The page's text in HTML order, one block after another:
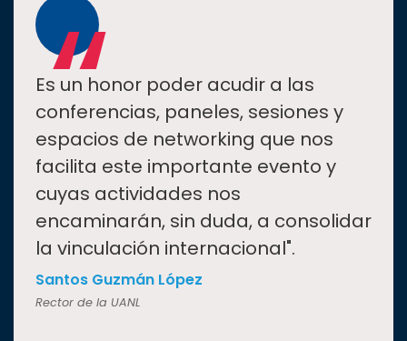
“
Es un honor poder acudir a las
conferencias, paneles, sesiones y
espacios de networking que nos
facilita este importante evento y
cuyas actividades nos
encaminarán, sin duda, a consolidar
la vinculación internacional".
Santos Guzmán López
Rector de la UANL